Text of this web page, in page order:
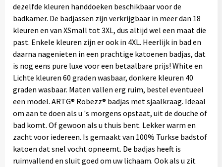
dezelfde kleuren handdoeken beschikbaar voor de
badkamer. De badjassen zijn verkrijgbaar in meer dan 18
kleuren en van XSmall tot 3XL, dus altijd wel een maat die
past. Enkele kleuren zijn er ook in 4XL. Heerlijk in bad en
daarna nagenieten in een prachtige katoenen badjas, dat
is nog eens pure luxe voor een betaalbare prijs! White en
Lichte kleuren 60 graden wasbaar, donkere kleuren 40
graden wasbaar. Maten vallen erg ruim, bestel eventueel
een model. ARTG® Robezz® badjas met sjaalkraag. Ideaal
om aan te doen als u 's morgens opstaat, uit de douche of
bad komt. Of gewoon als u thuis bent. Lekker warm en
zacht voor iedereen. Is gemaakt van 100% Turkse badstof
katoen dat snel vocht opneemt. De badjas heeft is
ruimvallend en sluit goed om uw lichaam. Ook als u zit